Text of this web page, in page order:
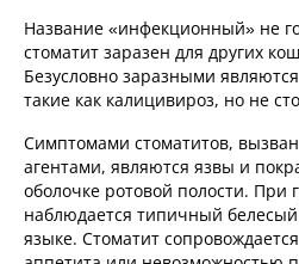
Название «инфекционный» не
стоматит заразен для других
Безусловно заразными
такие как калицивироз, но не
Симптомами стоматитов,
агентами, являются язвы и
оболочке ротовой полости. При
наблюдается типичный
языке. Стоматит